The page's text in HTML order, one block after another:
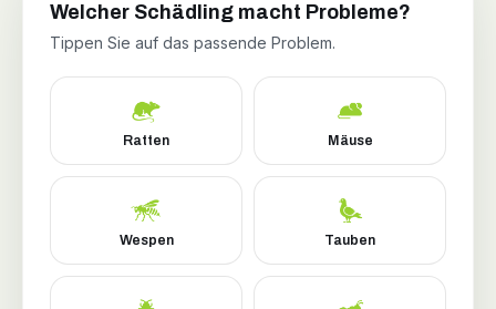
Welcher Schädling macht Probleme?
Tippen Sie auf das passende Problem.
Ratten Mäuse
Wespen Tauben